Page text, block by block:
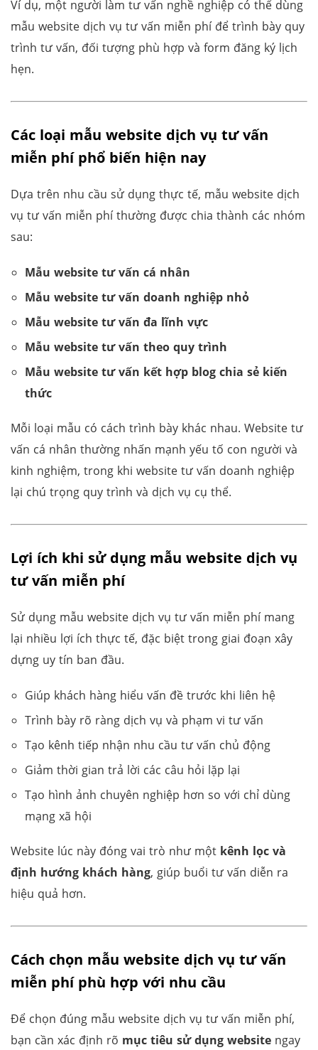
Ví dụ, một người làm tư vấn nghề nghiệp có thể dùng
mẫu website dịch vụ tư vấn miễn phí để trình bày quy
trình tư vấn, đối tượng phù hợp và form đăng ký lịch
hẹn.
Các loại mẫu website dịch vụ tư vấn
miễn phí phổ biến hiện nay
Dựa trên nhu cầu sử dụng thực tế, mẫu website dịch
vụ tư vấn miễn phí thường được chia thành các nhóm
sau:
Mẫu website tư vấn cá nhân
Mẫu website tư vấn doanh nghiệp nhỏ
Mẫu website tư vấn đa lĩnh vực
Mẫu website tư vấn theo quy trình
Mẫu website tư vấn kết hợp blog chia sẻ kiến
thức
Mỗi loại mẫu có cách trình bày khác nhau. Website tư
vấn cá nhân thường nhấn mạnh yếu tố con người và
kinh nghiệm, trong khi website tư vấn doanh nghiệp
lại chú trọng quy trình và dịch vụ cụ thể.
Lợi ích khi sử dụng mẫu website dịch vụ
tư vấn miễn phí
Sử dụng mẫu website dịch vụ tư vấn miễn phí mang
lại nhiều lợi ích thực tế, đặc biệt trong giai đoạn xây
dựng uy tín ban đầu.
Giúp khách hàng hiểu vấn đề trước khi liên hệ
Trình bày rõ ràng dịch vụ và phạm vi tư vấn
Tạo kênh tiếp nhận nhu cầu tư vấn chủ động
Giảm thời gian trả lời các câu hỏi lặp lại
Tạo hình ảnh chuyên nghiệp hơn so với chỉ dùng
mạng xã hội
Website lúc này đóng vai trò như một kênh lọc và
định hướng khách hàng, giúp buổi tư vấn diễn ra
hiệu quả hơn.
Cách chọn mẫu website dịch vụ tư vấn
miễn phí phù hợp với nhu cầu
Để chọn đúng mẫu website dịch vụ tư vấn miễn phí,
bạn cần xác định rõ mục tiêu sử dụng website ngay